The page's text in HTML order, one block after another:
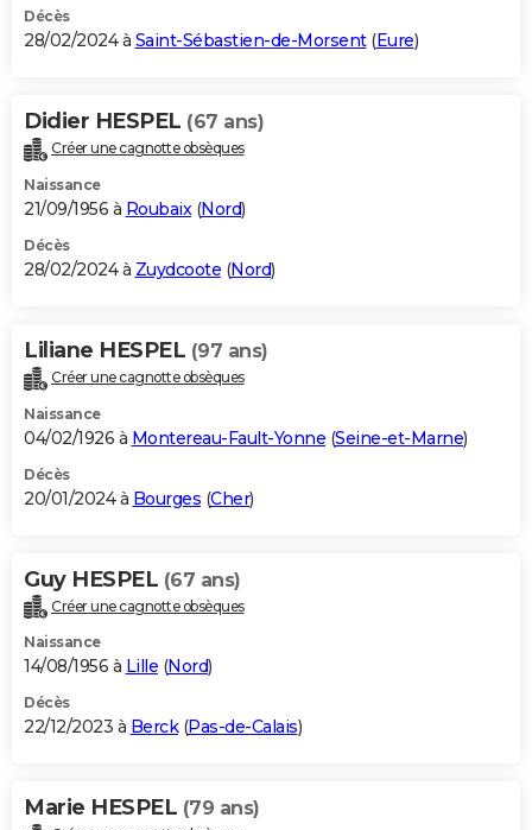
Décès
28/02/2024 à Saint-Sébastien-de-Morsent(Eure)
Didier HESPEL (67 ans)
Créer une cagnotte obsèques
Naissance
21/09/1956 à Roubaix(Nord)
Décès
28/02/2024 à Zuydcoote (Nord)
Liliane HESPEL (97 ans)
Créer une cagnotte obsèques
Naissance
04/02/1926 à Montereau-Fault-Yonne (Seine-et-Marne)
Décès
20/01/2024 à Bourges (Cher)
Guy HESPEL (67 ans)
Créer une cagnotte obsèques
Naissance
14/08/1956 à Lille (Nord)
Décès
22/12/2023 à Berck(Pas-de-Calais)
Marie HESPEL (79 ans)